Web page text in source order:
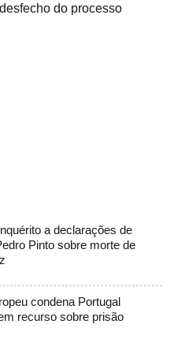
do processo
a declarações de
Pinto sobre morte de
condena Portugal
recurso sobre prisão